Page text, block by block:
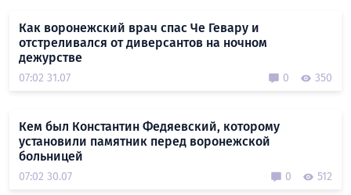
Как воронежский врач спас Че Гевару и
отстреливался от диверсантов на ночном
дежурстве
07:02 31.07 0 350
Кем был Константин Федяевский, которому
установили памятник перед воронежской
больницей
07:02 30.07 0 512